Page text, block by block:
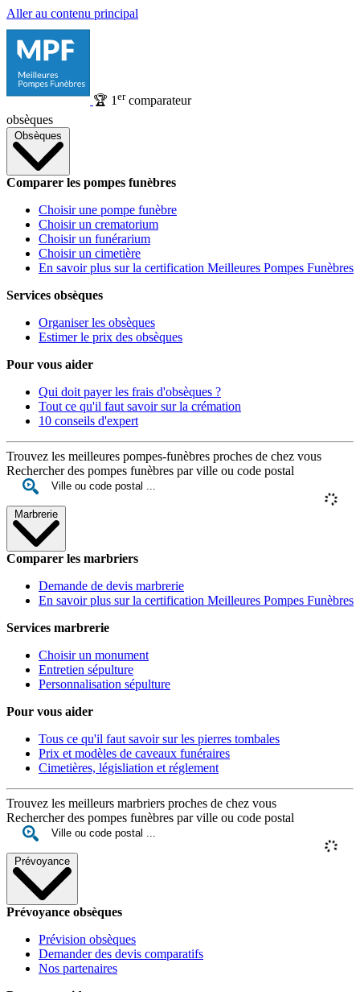
Aller au contenu principal
🏆 1 ercomparateur
obsèques
Obsèques
Comparer les pompes funèbres
Choisir une pompe funèbre
Choisir un crematorium
Choisir un funérarium
Choisir un cimetière
En savoir plus sur la certification Meilleures Pompes Funèbres
Services obsèques
Organiser les obsèques
Estimer le prix des obsèques
Pour vous aider
Qui doit payer les frais d'obsèques ?
Tout ce qu'il faut savoir sur la crémation
10 conseils d'expert
Trouvez les meilleures pompes-funèbres proches de chez vous
Rechercher des pompes funèbres par ville ou code postal
Marbrerie
Comparer les marbriers
Demande de devis marbrerie
En savoir plus sur la certification Meilleures Pompes Funèbres
Services marbrerie
Choisir un monument
Entretien sépulture
Personnalisation sépulture
Pour vous aider
Tous ce qu'il faut savoir sur les pierres tombales
Prix et modèles de caveaux funéraires
Cimetières, législiation et réglement
Trouvez les meilleurs marbriers proches de chez vous
Rechercher des pompes funèbres par ville ou code postal
Prévoyance
Prévoyance obsèques
Prévision obsèques
Demander des devis comparatifs
Nos partenaires